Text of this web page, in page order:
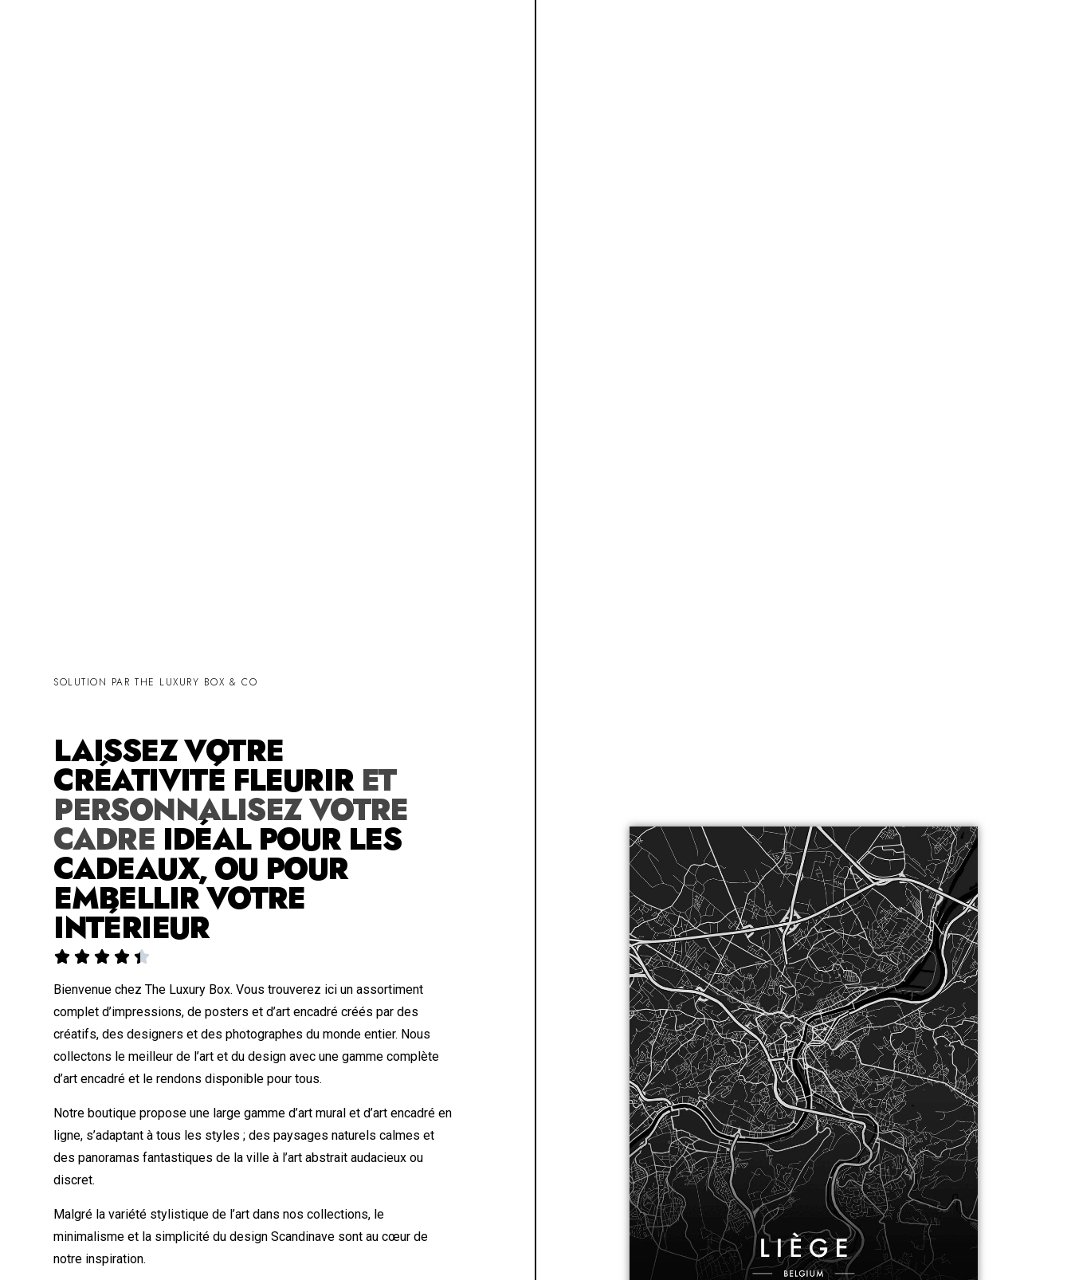
SOLUTION PAR THE LUXURY BOX & CO
LAISSEZ VOTRE
CRÉATIVITÉ FLEURIR ET
PERSONNALISEZ VOTRE
CADRE IDÉAL POUR LES
CADEAUX, OU POUR
EMBELLIR VOTRE
INTÉRIEUR
    
Bienvenue chez The Luxury Box. Vous trouverez ici un assortiment
complet d’impressions, de posters et d’art encadré créés par des
créatifs, des designers et des photographes du monde entier. Nous
collectons le meilleur de l’art et du design avec une gamme complète
d’art encadré et le rendons disponible pour tous.
Notre boutique propose une large gamme d’art mural et d’art encadré en
ligne, s’adaptant à tous les styles ; des paysages naturels calmes et
des panoramas fantastiques de la ville à l’art abstrait audacieux ou
discret.
Malgré la variété stylistique de l’art dans nos collections, le
minimalisme et la simplicité du design Scandinave sont au cœur de
notre inspiration.